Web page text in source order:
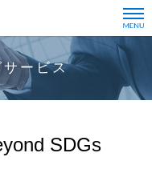
サービス
SDGs